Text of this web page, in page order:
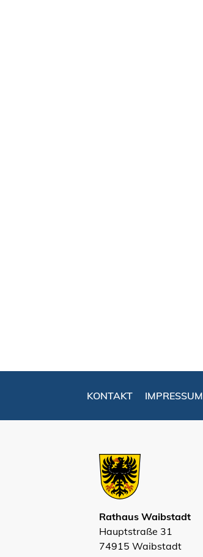
KONTAKT IMPRESSUM
Rathaus Waibstadt
Hauptstraße 31
74915 Waibstadt